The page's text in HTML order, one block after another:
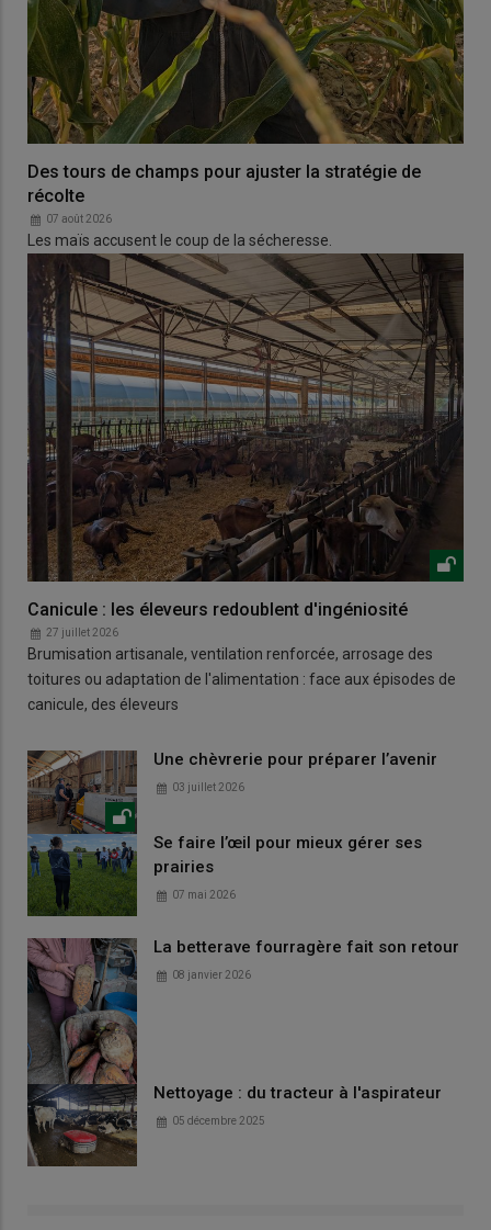
Des tours de champs pour ajuster la stratégie de
récolte
07 août 2026
Les maïs accusent le coup de la sécheresse.
Canicule : les éleveurs redoublent d'ingéniosité
27 juillet 2026
Brumisation artisanale, ventilation renforcée, arrosage des
toitures ou adaptation de l'alimentation : face aux épisodes de
canicule, des éleveurs
Une chèvrerie pour préparer l’avenir
03 juillet 2026
Se faire l’œil pour mieux gérer ses
prairies
07 mai 2026
La betterave fourragère fait son retour
08 janvier 2026
Nettoyage : du tracteur à l'aspirateur
05 décembre 2025